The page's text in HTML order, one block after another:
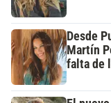
Desde
Martín
falta de